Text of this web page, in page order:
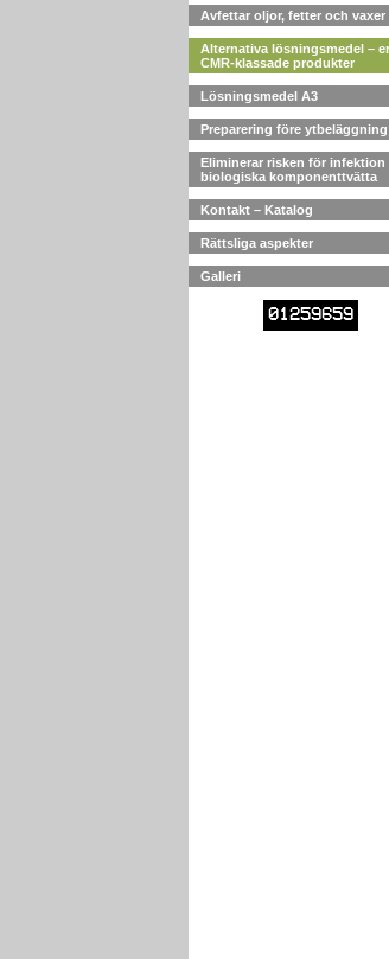
Avfettar oljor, fetter och vaxer
Alternativa lösningsmedel –
CMR-klassade produkter
Lösningsmedel A3
Preparering före ytbeläggning
Eliminerar risken för infektion
biologiska komponenttvätta
Kontakt – Katalog
Rättsliga aspekter
Galleri
01259659